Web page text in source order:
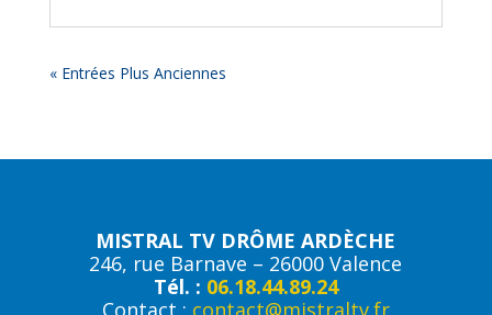
« Entrées Plus Anciennes
MISTRAL TV DRÔME ARDÈCHE
246, rue Barnave – 26000 Valence
Tél. : 06.18.44.89.24
Contact : contact@mistraltv.fr